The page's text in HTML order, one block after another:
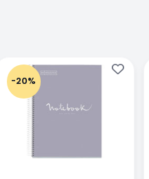
-20%